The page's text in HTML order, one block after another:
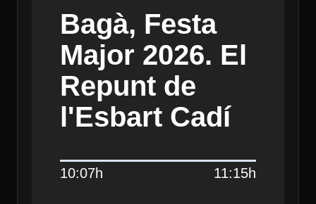
Bagà, Festa
Major 2026. El
Repunt de
l'Esbart Cadí
10:07h 11:15h